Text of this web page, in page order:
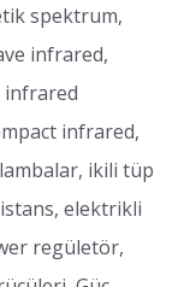
spektrum,
infrared,
infrared
infrared,
ikili tüp
elektrikli
regületör,